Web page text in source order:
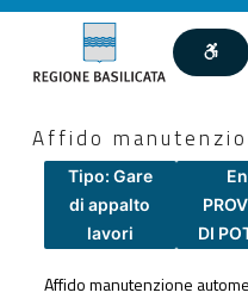
Affido
Tipo: Gare
di appalto
lavori
DI
Affido manutenzione